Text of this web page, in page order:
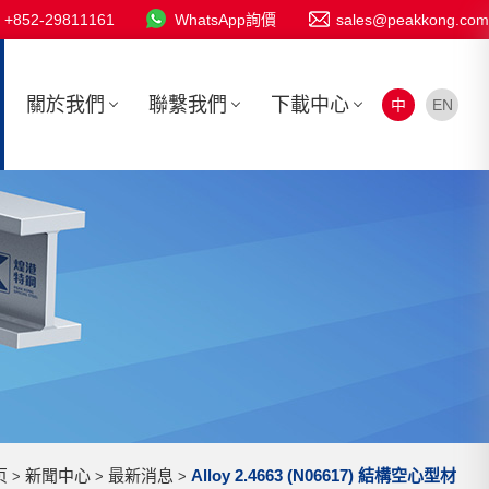
sales@peakkong.com
WhatsApp詢價
+852-29811161
關於我們 聯繫我們 下載中心 中 EN
> 新聞中心 > 最新消息 > Alloy 2.4663 (N06617) 結構空心型材